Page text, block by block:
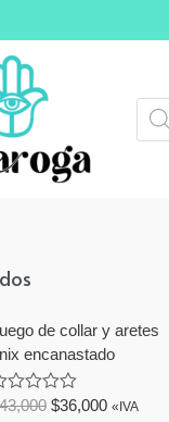
de
de collar y aretes
encanastado
43,000 $36,000 «IVA